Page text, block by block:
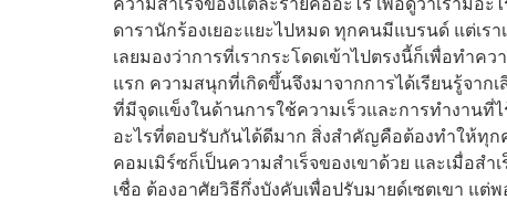
ดารานักร้องเยอะแยะไปหมด ทุกคนมีแบรนด์ แต่เร
เลยมองว่าการที่เรากระโดดเข้าไปตรงนี้ก็เพื่อทำค
แรก ความสนุกที่เกิดขึ้นจึงมาจากการได้เรียนรู้จาก
ที่มีจุดแข็งในด้านการใช้ความเร็วและการทำงานที่
อะไรที่ตอบรับกันได้ดีมาก สิ่งสำคัญคือต้องทำให้ทุก
คอมเมิร์ซก็เป็นความสำเร็จของเขาด้วย และเมื่อส
เชื่อ ต้องอาศัยวิธีกึ่งบังคับเพื่อปรับมายด์เซตเขา แต่